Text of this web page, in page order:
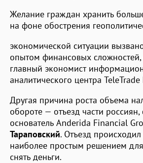
Желание граждан хранить
на фоне обострения
экономической ситуации
опытом финансовых
главный экономист
аналитического центра TeleTrade
Другая причина роста объема
обороте — отъезд части россиян,
основатель Anderida Financial
Тараповский. Отъезд
наиболее простым решением
снять деньги.